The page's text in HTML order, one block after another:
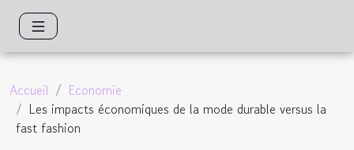
Accueil
Economie
Les impacts économiques de la mode durable versus la
fast fashion